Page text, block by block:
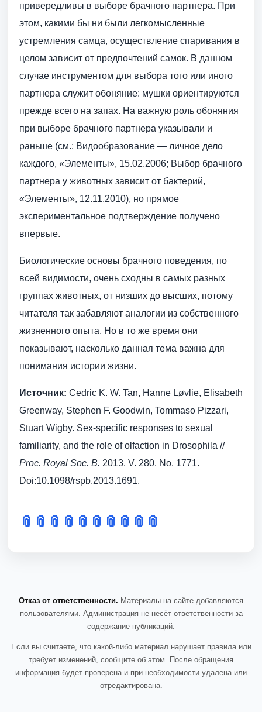
привередливы в выборе брачного партнера. При
этом, какими бы ни были легкомысленные
устремления самца, осуществление спаривания в
целом зависит от предпочтений самок. В данном
случае инструментом для выбора того или иного
партнера служит обоняние: мушки ориентируются
прежде всего на запах. На важную роль обоняния
при выборе брачного партнера указывали и
раньше (см.: Видообразование — личное дело
каждого, «Элементы», 15.02.2006; Выбор брачного
партнера у животных зависит от бактерий,
«Элементы», 12.11.2010), но прямое
экспериментальное подтверждение получено
впервые.
Биологические основы брачного поведения, по
всей видимости, очень сходны в самых разных
группах животных, от низших до высших, потому
читателя так забавляют аналогии из собственного
жизненного опыта. Но в то же время они
показывают, насколько данная тема важна для
понимания истории жизни.
Источник: Cedric K. W. Tan, Hanne Løvlie, Elisabeth
Greenway, Stephen F. Goodwin, Tommaso Pizzari,
Stuart Wigby. Sex-specific responses to sexual
familiarity, and the role of olfaction in Drosophila //
Proc. Royal Soc. B. 2013. V. 280. No. 1771.
Doi:10.1098/rspb.2013.1691.
📎 📎 📎 📎 📎 📎 📎 📎 📎 📎
Отказ от ответственности. Материалы на сайте добавляются
пользователями. Администрация не несёт ответственности за
содержание публикаций.
Если вы считаете, что какой-либо материал нарушает правила или
требует изменений, сообщите об этом. После обращения
информация будет проверена и при необходимости удалена или
отредактирована.